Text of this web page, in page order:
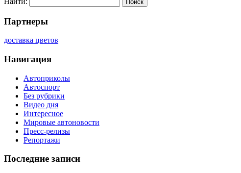
Партнеры
доставка цветов
Навигация
Автоприколы
Автоспорт
Без рубрики
Видео дня
Интересное
Мировые автоновости
Пресс-релизы
Репортажи
Последние записи